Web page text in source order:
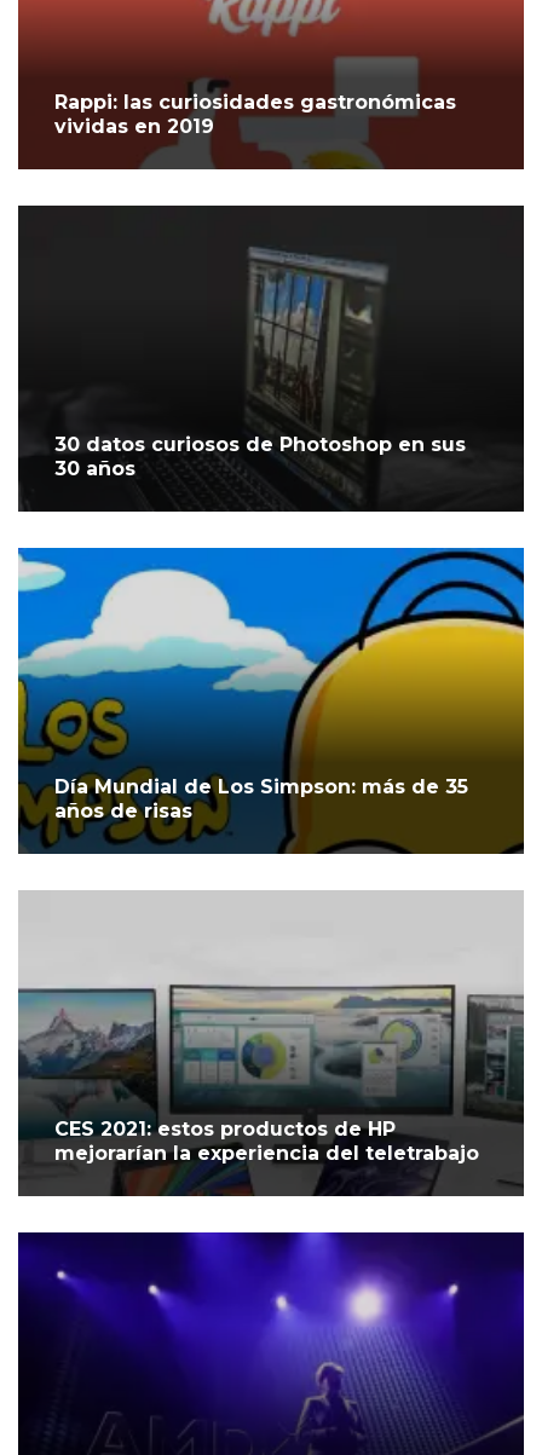
Rappi: las curiosidades gastronómicas
vividas en 2019
30 datos curiosos de Photoshop en sus
30 años
Día Mundial de Los Simpson: más de 35
años de risas
CES 2021: estos productos de HP
mejorarían la experiencia del teletrabajo